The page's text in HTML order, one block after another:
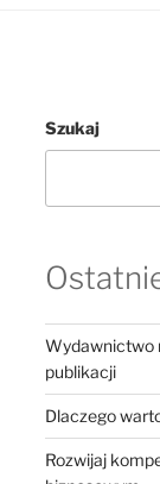
Szukaj
Wydawnictwo
publikacji
Dlaczego
Rozwijaj